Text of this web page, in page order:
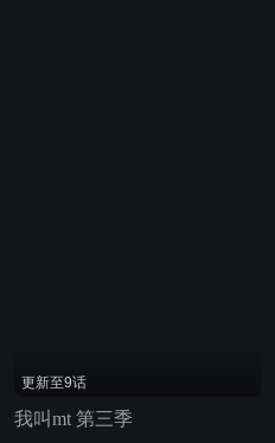
更新至9话
我叫mt 第三季